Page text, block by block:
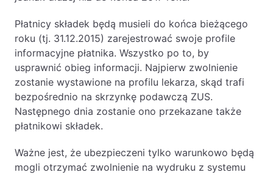
Płatnicy składek będą musieli do końca bieżącego
roku (tj. 31.12.2015) zarejestrować swoje profile
informacyjne płatnika. Wszystko po to, by
usprawnić obieg informacji. Najpierw zwolnienie
zostanie wystawione na profilu lekarza, skąd trafi
bezpośrednio na skrzynkę podawczą ZUS.
Następnego dnia zostanie ono przekazane także
płatnikowi składek.
Ważne jest, że ubezpieczeni tylko warunkowo będą
mogli otrzymać zwolnienie na wydruku z systemu